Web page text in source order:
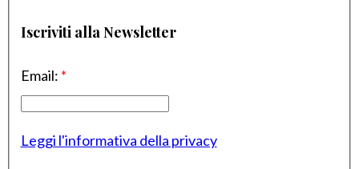
Iscriviti alla Newsletter
Email: *
Leggi l'informativa della privacy